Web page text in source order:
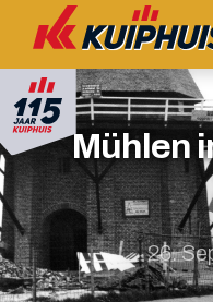
Mühlen
26.